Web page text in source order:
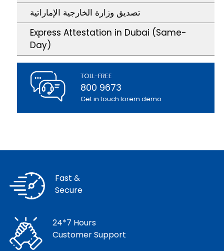
تصديق وزارة الخارجية الإماراتية
Express Attestation in Dubai (Same-
Day)
TOLL-FREE
800 9673
Get in touch lorem demo
Fast &
Secure
24*7 Hours
Customer Support